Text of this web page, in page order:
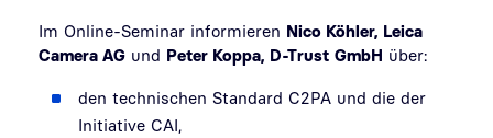
Im Online-Seminar informieren Nico Köhler, Leica
Camera AG und Peter Koppa, D-Trust GmbH über:
den technischen Standard C2PA und die der
Initiative CAI,